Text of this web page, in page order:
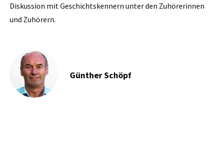
Diskussion mit Geschichtskennern unter den Zuhörerinnen
und Zuhörern.
Günther Schöpf